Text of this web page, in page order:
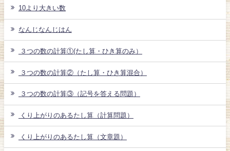
10より大きい数
なんじなんじはん
３つの数の計算①(たし算・ひき算のみ）
３つの数の計算②（たし算・ひき算混合）
３つの数の計算③（記号を答える問題）
くり上がりのあるたし算（計算問題）
くり上がりのあるたし算（文章題）